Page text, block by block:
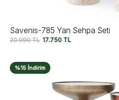
Savenis-785 Yan Sehpa Seti
20.990TL 17.750 TL
%15 İndirim